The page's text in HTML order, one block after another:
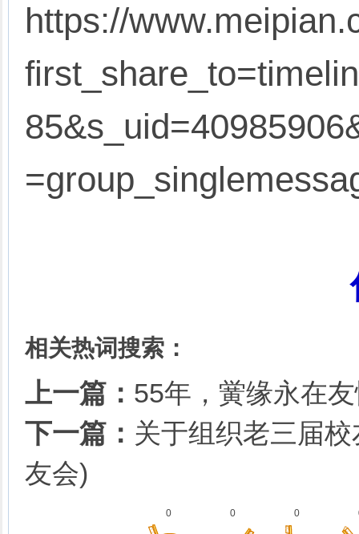
https://
相关热词搜索：
上一篇： 55年，黉缘永在
下一篇： 关于组织老三届
友会)
0 0 0